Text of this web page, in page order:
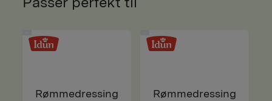
Rømmedressing Rømmedressing